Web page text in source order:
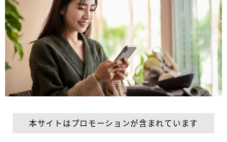
本サイトはプロモーションが含まれています